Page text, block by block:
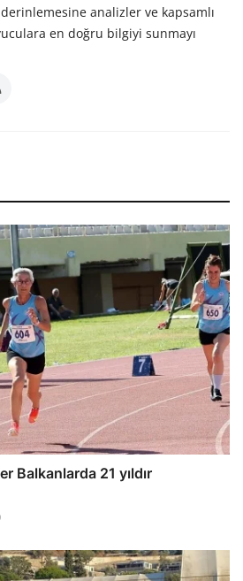
derinlemesine analizler ve kapsamlı
en doğru bilgiyi sunmayı
Balkanlarda 21 yıldır